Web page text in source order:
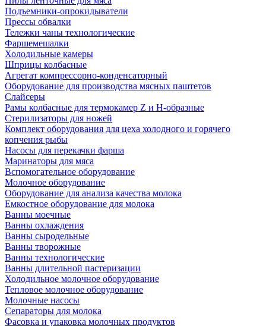
Подъемники-опрокидыватели
Прессы обвалки
Тележки чаны технологические
Фаршемешалки
Холодильные камеры
Шприцы колбасные
Агрегат компрессорно-конденсаторный
Оборудование для производства мясных паштетов
Слайсеры
Рамы колбасные для термокамер Z и H-образные
Стерилизаторы для ножей
Комплект оборудования для цеха холодного и горячего
копчения рыбы
Насосы для перекачки фарша
Маринаторы для мяса
Вспомогательное оборудование
Молочное оборудование
Оборудование для анализа качества молока
Емкостное оборудование для молока
Ванны моечные
Ванны охлаждения
Ванны сыродельные
Ванны творожные
Ванны технологические
Ванны длительной пастеризации
Холодильное молочное оборудование
Тепловое молочное оборудование
Молочные насосы
Сепараторы для молока
Фасовка и упаковка молочных продуктов